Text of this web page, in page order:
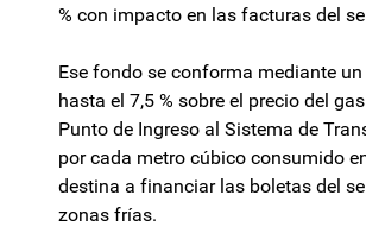
% con impacto en las facturas del
Ese fondo se conforma mediante
hasta el 7,5 % sobre el precio del
Punto de Ingreso al Sistema de
por cada metro cúbico consumido
destina a financiar las boletas del
zonas frías.